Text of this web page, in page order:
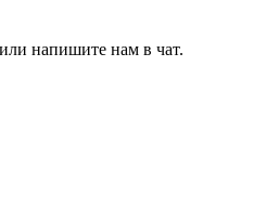
напишите нам в чат.